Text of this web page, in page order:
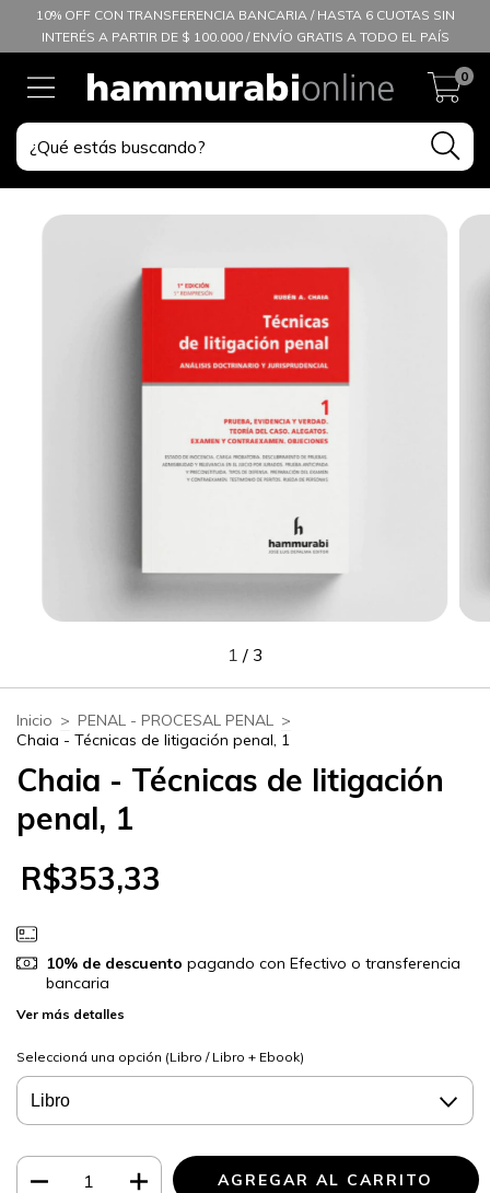
10% OFF CON TRANSFERENCIA BANCARIA / HASTA 6 CUOTAS SIN
INTERÉS A PARTIR DE $ 100.000 / ENVÍO GRATIS A TODO EL PAÍS
0
1 / 3
Inicio > PENAL - PROCESAL PENAL >
Chaia - Técnicas de litigación penal, 1
Chaia - Técnicas de litigación
penal, 1
R$353,33
10% de descuento pagando con Efectivo o transferencia
bancaria
Ver más detalles
Seleccioná una opción (Libro / Libro + Ebook)